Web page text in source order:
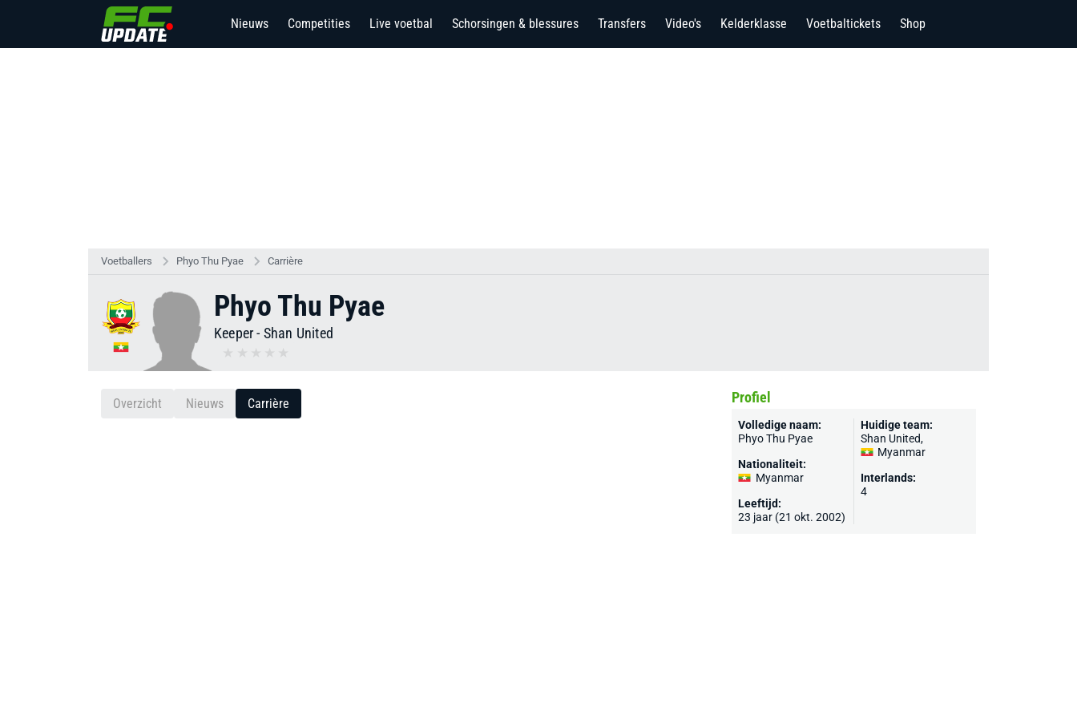
Nieuws Competities Live voetbal Schorsingen & blessures Transfers Video's Kelderklasse Voetbaltickets Shop
Voetballers Phyo Thu Pyae Carrière
Phyo Thu Pyae
Keeper- Shan United
Overzicht Nieuws Carrière Profiel
Volledige naam:
Phyo Thu Pyae
Nationaliteit:
Myanmar
Leeftijd:
23 jaar (21 okt. 2002)
Huidige team:
Shan United,
Myanmar
Interlands:
4